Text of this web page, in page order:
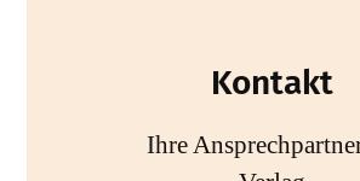
Kontakt
Ihre